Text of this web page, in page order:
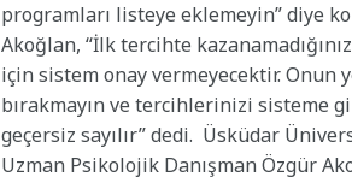
programları listeye eklemeyin” diye
Akoğlan, “İlk tercihte
için sistem onay vermeyecektir.
bırakmayın ve tercihlerinizi sisteme
geçersiz sayılır” dedi. Üsküdar
Uzman Psikolojik Danışman Özgür